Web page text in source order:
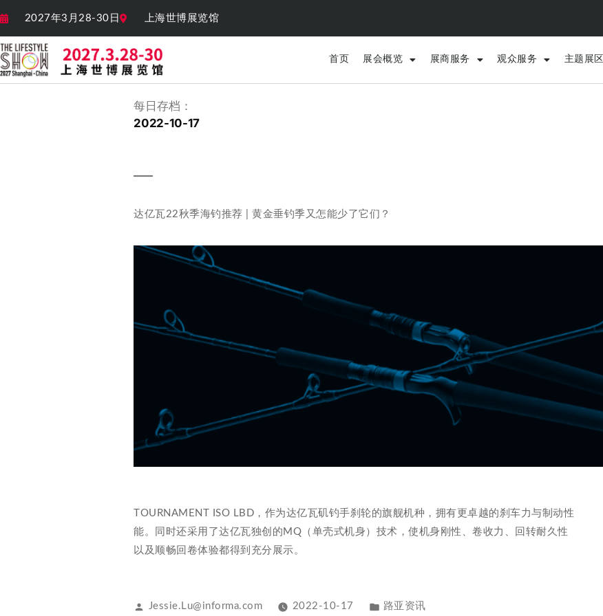
2027年3月28-30日 上海世博展览馆
首页 展会概览 展商服务 观众服务 主题展区
每日存档：
2022-10-17
达亿瓦22秋季海钓推荐 | 黄金垂钓季又怎能少了它们？
TOURNAMENT ISO LBD，作为达亿瓦矶钓手刹轮的旗舰机种，拥有更卓越的刹车力与制动性
能。同时还采用了达亿瓦独创的MQ（单壳式机身）技术，使机身刚性、卷收力、回转耐久性
以及顺畅回卷体验都得到充分展示。
Jessie.Lu@informa.com 2022-10-17 路亚资讯